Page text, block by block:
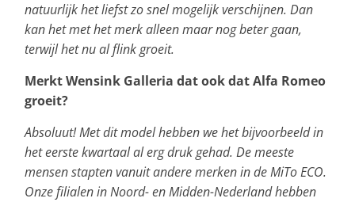
natuurlijk het liefst zo snel mogelijk verschijnen. Dan
kan het met het merk alleen maar nog beter gaan,
terwijl het nu al flink groeit.
Merkt Wensink Galleria dat ook dat Alfa Romeo
groeit?
Absoluut! Met dit model hebben we het bijvoorbeeld in
het eerste kwartaal al erg druk gehad. De meeste
mensen stapten vanuit andere merken in de MiTo ECO.
Onze filialen in Noord- en Midden-Nederland hebben